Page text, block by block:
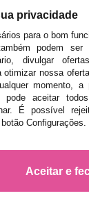
DE
desde que a
privacidade
para o bom
podem ser
divulgar
otimizar nossa
momento, a
pode aceitar
É possível
Configurações.
Aceitar e